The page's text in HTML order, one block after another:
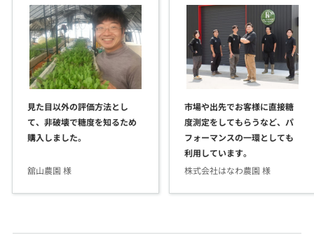
見た目以外の評価方法とし
て、非破壊で糖度を知るため
購入しました。
舘山農園 様
市場や出先でお客様に直接糖
度測定をしてもらうなど、パ
フォーマンスの一環としても
利用しています。
株式会社はなわ農園 様